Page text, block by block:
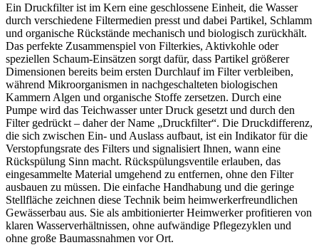
Ein Druckfilter ist im Kern eine geschlossene Einheit, die Wasser
durch verschiedene Filtermedien presst und dabei Partikel, Schlamm
und organische Rückstände mechanisch und biologisch zurückhält.
Das perfekte Zusammenspiel von Filterkies, Aktivkohle oder
speziellen Schaum-Einsätzen sorgt dafür, dass Partikel größerer
Dimensionen bereits beim ersten Durchlauf im Filter verbleiben,
während Mikroorganismen in nachgeschalteten biologischen
Kammern Algen und organische Stoffe zersetzen. Durch eine
Pumpe wird das Teichwasser unter Druck gesetzt und durch den
Filter gedrückt – daher der Name „Druckfilter“. Die Druckdifferenz,
die sich zwischen Ein- und Auslass aufbaut, ist ein Indikator für die
Verstopfungsrate des Filters und signalisiert Ihnen, wann eine
Rückspülung Sinn macht. Rückspülungsventile erlauben, das
eingesammelte Material umgehend zu entfernen, ohne den Filter
ausbauen zu müssen. Die einfache Handhabung und die geringe
Stellfläche zeichnen diese Technik beim heimwerkerfreundlichen
Gewässerbau aus. Sie als ambitionierter Heimwerker profitieren von
klaren Wasserverhältnissen, ohne aufwändige Pflegezyklen und
ohne große Baumassnahmen vor Ort.